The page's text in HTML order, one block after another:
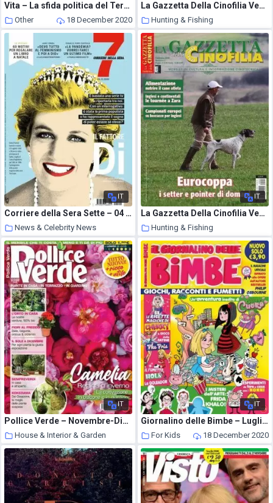
Vita – La sfida politica del Terzo settore – Luglio 2020
Other 18 December 2020
La Gazzetta Della Cinofilia Venatoria – Marzo 2018
Hunting & Fishing
18 December 2020
IT
Corriere della Sera Sette – 04 dicembre 2020
News & Celebrity News
18 December 2020
IT
La Gazzetta Della Cinofilia Venatoria – Febbraio 2018
Hunting & Fishing
18 December 2020
IT
Pollice Verde – Novembre-Dicembre 2020
House & Interior & Garden
18 December 2020
IT
Giornalino delle Bimbe – Luglio 2020
For Kids 18 December 2020